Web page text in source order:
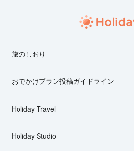
旅のしおり
おでかけプラン投稿ガイドライン
Holiday Travel
Holiday Studio